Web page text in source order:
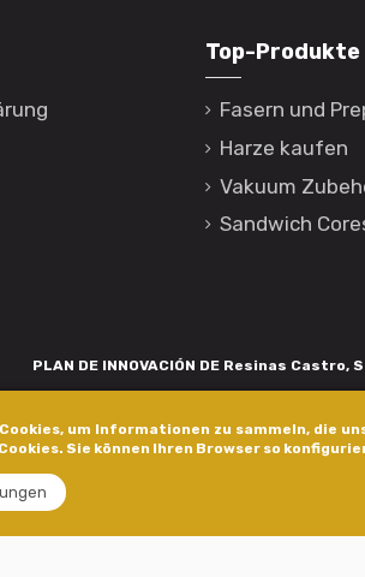
um Informationen zu sammeln, die
Sie können Ihren Browser so
Top-Produkte
Fasern und
Harze kaufen
Vakuum
Sandwich
PLAN DE INNOVACIÓN DE Resinas Castro,
de axudas concedidas pola Axencia Galega de
dentro do programa de axudas a empresa.